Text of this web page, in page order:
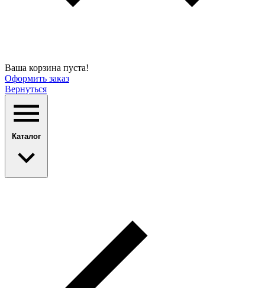
Ваша корзина пуста!
Оформить заказ
Вернуться
Каталог